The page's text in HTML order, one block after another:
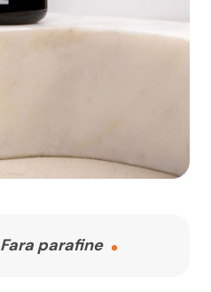
Fara parafine